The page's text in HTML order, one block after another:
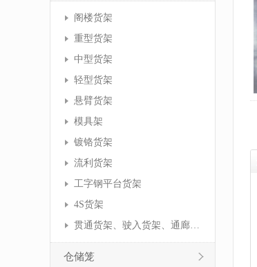
阁楼货架
重型货架
中型货架
轻型货架
悬臂货架
模具架
镀铬货架
流利货架
工字钢平台货架
4S货架
贯通货架、驶入货架、通廊货架
仓储笼